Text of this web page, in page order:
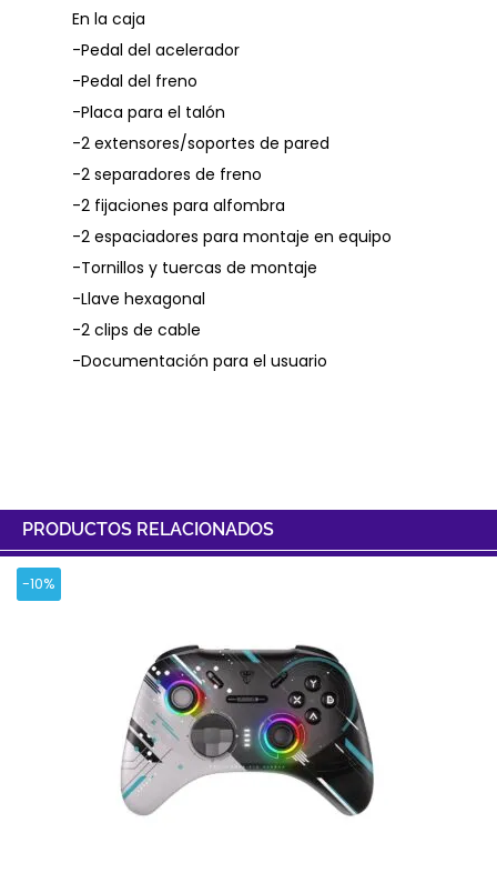
En la caja
-Pedal del acelerador
-Pedal del freno
-Placa para el talón
-2 extensores/soportes de pared
-2 separadores de freno
-2 fijaciones para alfombra
-2 espaciadores para montaje en equipo
-Tornillos y tuercas de montaje
-Llave hexagonal
-2 clips de cable
-Documentación para el usuario
PRODUCTOS RELACIONADOS
-10%